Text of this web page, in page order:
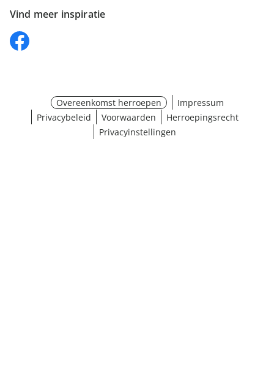
Vind meer inspiratie
Overeenkomst herroepen
Impressum
Privacybeleid
Voorwaarden
Herroepingsrecht
Privacyinstellingen